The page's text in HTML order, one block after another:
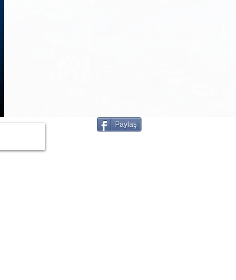
Paylaş